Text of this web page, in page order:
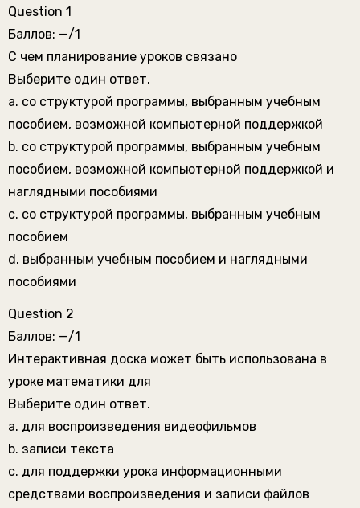
Question 1
Баллов: —/1
С чем планирование уроков связано
Выберите один ответ.
a. со структурой программы, выбранным учебным
пособием, возможной компьютерной поддержкой
b. со структурой программы, выбранным учебным
пособием, возможной компьютерной поддержкой и
наглядными пособиями
c. со структурой программы, выбранным учебным
пособием
d. выбранным учебным пособием и наглядными
пособиями
Question 2
Баллов: —/1
Интерактивная доска может быть использована в
уроке математики для
Выберите один ответ.
a. для воспроизведения видеофильмов
b. записи текста
c. для поддержки урока информационными
средствами воспроизведения и записи файлов